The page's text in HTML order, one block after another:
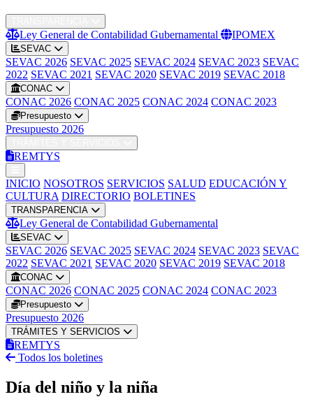
Ley General de Contabilidad Gubernamental IPOMEX
SEVAC
SEVAC 2026 SEVAC 2025 SEVAC 2024 SEVAC 2023 SEVAC
2022 SEVAC 2021 SEVAC 2020 SEVAC 2019 SEVAC 2018
CONAC
CONAC 2026 CONAC 2025 CONAC 2024 CONAC 2023
Presupuesto
Presupuesto 2026
REMTYS
INICIO NOSOTROS SERVICIOS SALUD EDUCACIÓN Y
CULTURA DIRECTORIO BOLETINES
TRANSPARENCIA
Ley General de Contabilidad Gubernamental
SEVAC
SEVAC 2026 SEVAC 2025 SEVAC 2024 SEVAC 2023 SEVAC
2022 SEVAC 2021 SEVAC 2020 SEVAC 2019 SEVAC 2018
CONAC
CONAC 2026 CONAC 2025 CONAC 2024 CONAC 2023
Presupuesto
Presupuesto 2026
TRÁMITES Y SERVICIOS
REMTYS
Todos los boletines
Día del niño y la niña